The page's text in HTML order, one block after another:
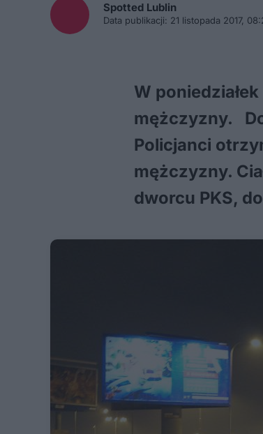
Spotted Lublin
Data publikacji: 21 listopada 2017,
W
mężczyzny.
Policjanci
mężczyzny.
dworcu PKS,